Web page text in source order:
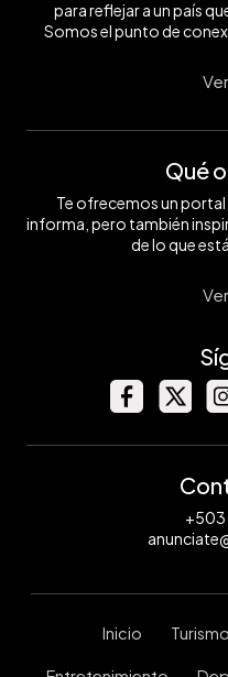
para reflejar a un país
Somos el punto de
Qué
Te ofrecemos un
informa, pero también
de lo que
+503
Inicio Turismo